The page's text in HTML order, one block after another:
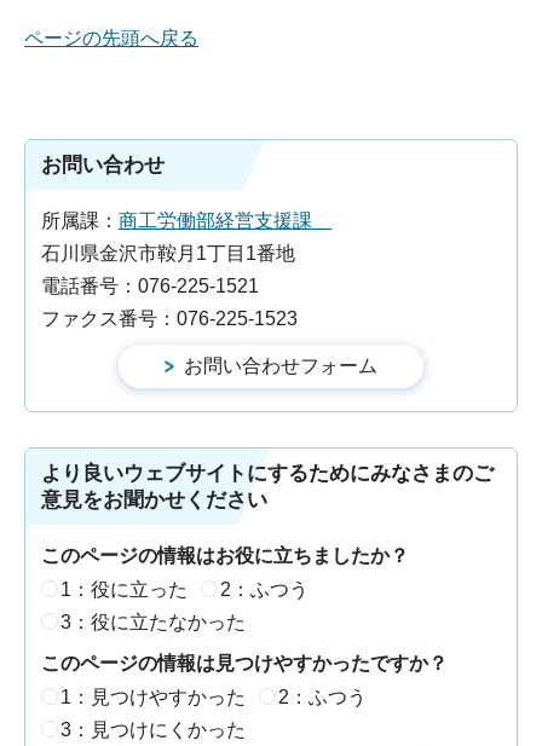
ページの先頭へ戻る
お問い合わせ
所属課： 商工労働部経営支援課
石川県金沢市鞍月1丁目1番地
電話番号：076-225-1521
ファクス番号：076-225-1523
より良いウェブサイトにするためにみなさまのご
意見をお聞かせください
このページの情報はお役に立ちましたか？
1：役に立った
2：ふつう
3：役に立たなかった
このページの情報は見つけやすかったですか？
1：見つけやすかった
2：ふつう
3：見つけにくかった